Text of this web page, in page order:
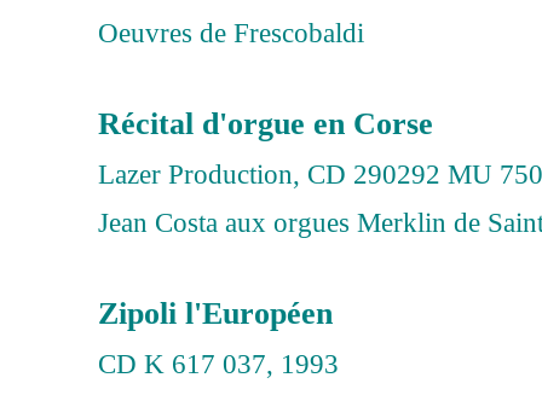
Oeuvres de Frescobaldi
Récital d'orgue en Corse
Lazer Production, CD 290292 MU
Jean Costa aux orgues Merklin de
Zipoli l'Européen
CD K 617 037, 1993